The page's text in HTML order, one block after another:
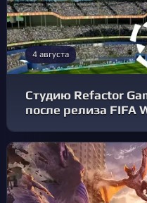
4 августа
Студию Refactor
после релиза FIFA